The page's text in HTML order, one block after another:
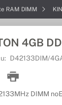
RAM DIMM
4GB
D42133DIM/
DIMM